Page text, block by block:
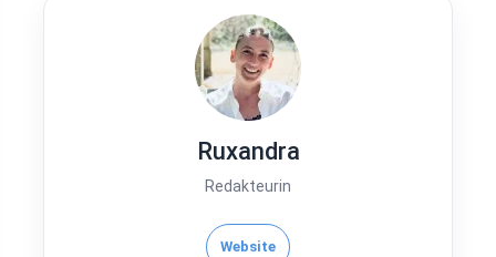
Ruxandra
Redakteurin
Website